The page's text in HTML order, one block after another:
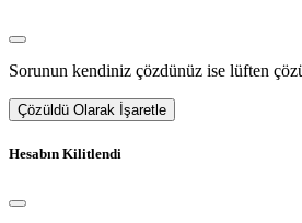
Sorunun kendiniz çözdünüz ise lüften
Çözüldü Olarak İşaretle
Hesabın Kilitlendi